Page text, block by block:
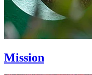
Mission